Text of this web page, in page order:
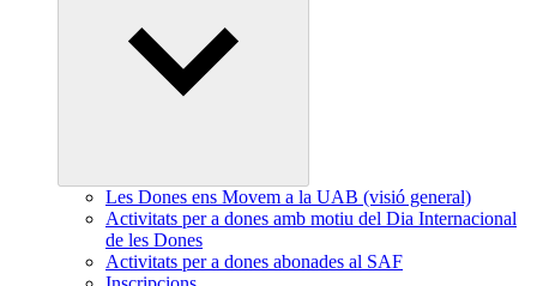
Les Dones ens Movem a la UAB (visió general)
Activitats per a dones amb motiu del Dia Internacional
de les Dones
Activitats per a dones abonades al SAF